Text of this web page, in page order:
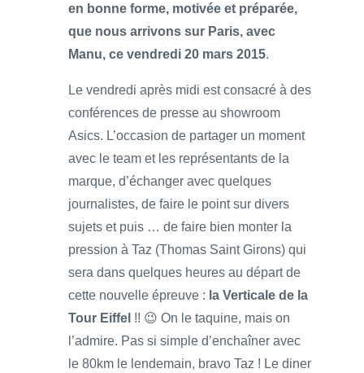
en bonne forme, motivée et préparée,
que nous arrivons sur Paris, avec
Manu, ce vendredi 20 mars 2015.
Le vendredi après midi est consacré à des
conférences de presse au showroom
Asics. L’occasion de partager un moment
avec le team et les représentants de la
marque, d’échanger avec quelques
journalistes, de faire le point sur divers
sujets et puis … de faire bien monter la
pression à Taz (Thomas Saint Girons) qui
sera dans quelques heures au départ de
cette nouvelle épreuve : la Verticale de la
Tour Eiffel !! 😉 On le taquine, mais on
l’admire. Pas si simple d’enchaîner avec
le 80km le lendemain, bravo Taz ! Le diner